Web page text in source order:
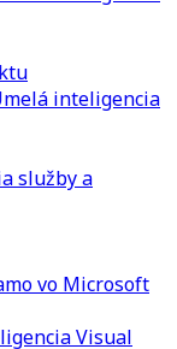
inteligencia
služby a
vo Microsoft
Visual